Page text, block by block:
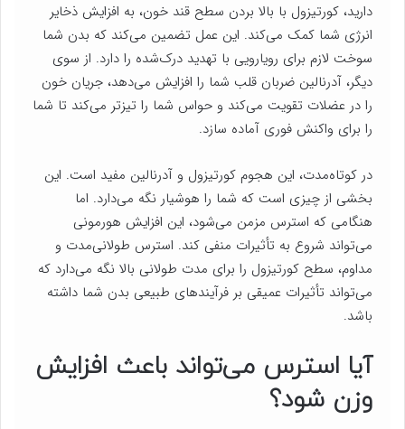
دارید، کورتیزول با بالا بردن سطح قند خون، به افزایش ذخایر
انرژی شما کمک می‌کند. این عمل تضمین می‌کند که بدن شما
سوخت لازم برای رویارویی با تهدید درک‌شده را دارد. از سوی
دیگر، آدرنالین ضربان قلب شما را افزایش می‌دهد، جریان خون
را در عضلات تقویت می‌کند و حواس شما را تیزتر می‌کند تا شما
را برای واکنش فوری آماده سازد.
در کوتاه‌مدت، این هجوم کورتیزول و آدرنالین مفید است. این
بخشی از چیزی است که شما را هوشیار نگه می‌دارد. اما
هنگامی که استرس مزمن می‌شود، این افزایش هورمونی
می‌تواند شروع به تأثیرات منفی کند. استرس طولانی‌مدت و
مداوم، سطح کورتیزول را برای مدت طولانی بالا نگه می‌دارد که
می‌تواند تأثیرات عمیقی بر فرآیندهای طبیعی بدن شما داشته
باشد.
آیا استرس می‌تواند باعث افزایش
وزن شود؟